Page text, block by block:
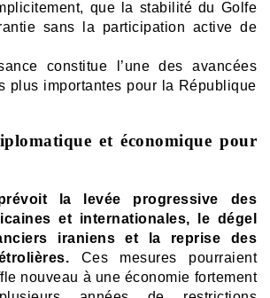
que la stabilité du Golfe
sans la participation active de
constitue l’une des avancées
plus importantes pour la République
et économique pour
la levée progressive des
et internationales, le dégel
iraniens et la reprise des
Ces mesures pourraient
nouveau à une économie fortement